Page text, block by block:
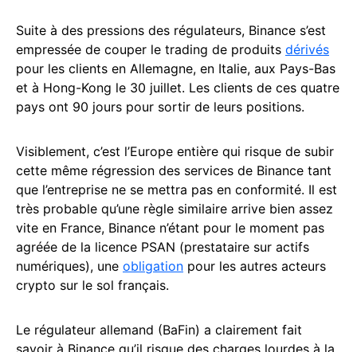
Suite à des pressions des régulateurs, Binance s’est
empressée de couper le trading de produits dérivés
pour les clients en Allemagne, en Italie, aux Pays-Bas
et à Hong-Kong le 30 juillet. Les clients de ces quatre
pays ont 90 jours pour sortir de leurs positions.
Visiblement, c’est l’Europe entière qui risque de subir
cette même régression des services de Binance tant
que l’entreprise ne se mettra pas en conformité. Il est
très probable qu’une règle similaire arrive bien assez
vite en France, Binance n’étant pour le moment pas
agréée de la licence PSAN (prestataire sur actifs
numériques), une obligation pour les autres acteurs
crypto sur le sol français.
Le régulateur allemand (BaFin) a clairement fait
savoir à Binance qu’il risque des charges lourdes à la